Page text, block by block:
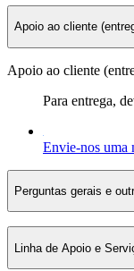
Apoio ao cliente
Apoio ao cliente
Para entrega,
Envie-nos uma
Perguntas gerais e
Linha de Apoio e